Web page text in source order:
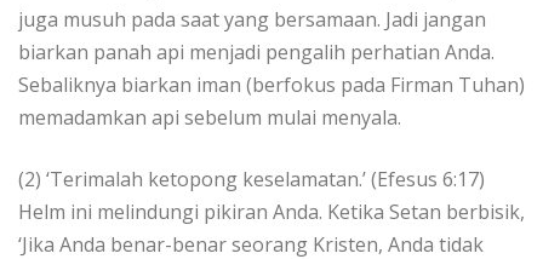
juga musuh pada saat yang bersamaan. Jadi jangan
biarkan panah api menjadi pengalih perhatian Anda.
Sebaliknya biarkan iman (berfokus pada Firman Tuhan)
memadamkan api sebelum mulai menyala.
(2) ‘Terimalah ketopong keselamatan.’ (Efesus 6:17)
Helm ini melindungi pikiran Anda. Ketika Setan berbisik,
‘Jika Anda benar-benar seorang Kristen, Anda tidak